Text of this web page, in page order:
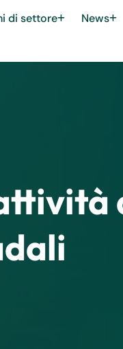
di settore
News